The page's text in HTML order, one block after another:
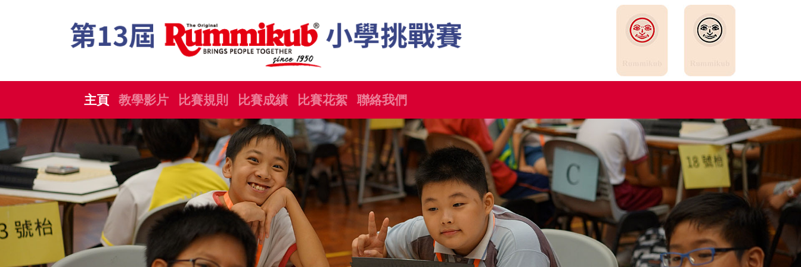
主頁 教學影片 比賽規則 比賽成績 比賽花絮 聯絡我們